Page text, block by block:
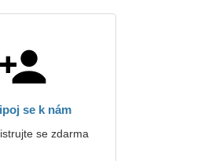
se k nám
se zdarma